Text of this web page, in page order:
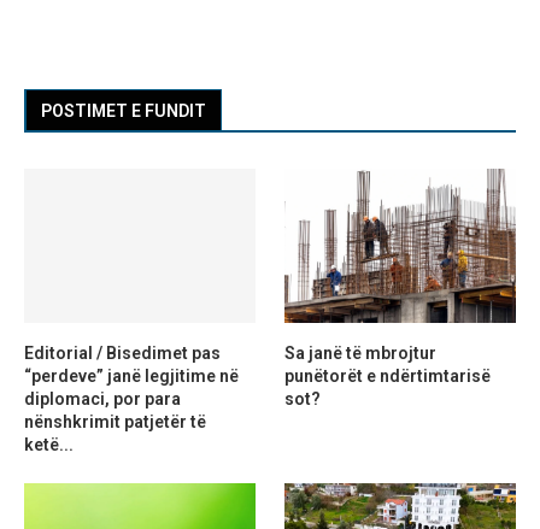
POSTIMET E FUNDIT
Editorial / Bisedimet pas
“perdeve” janë legjitime në
diplomaci, por para
nënshkrimit patjetër të
ketë...
Sa janë të mbrojtur
punëtorët e ndërtimtarisë
sot?